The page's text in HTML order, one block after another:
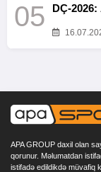
05 DÇ-
APA GROUP daxil olan
qorunur. Məlumatdan
istifadə edildikdə müvafiq